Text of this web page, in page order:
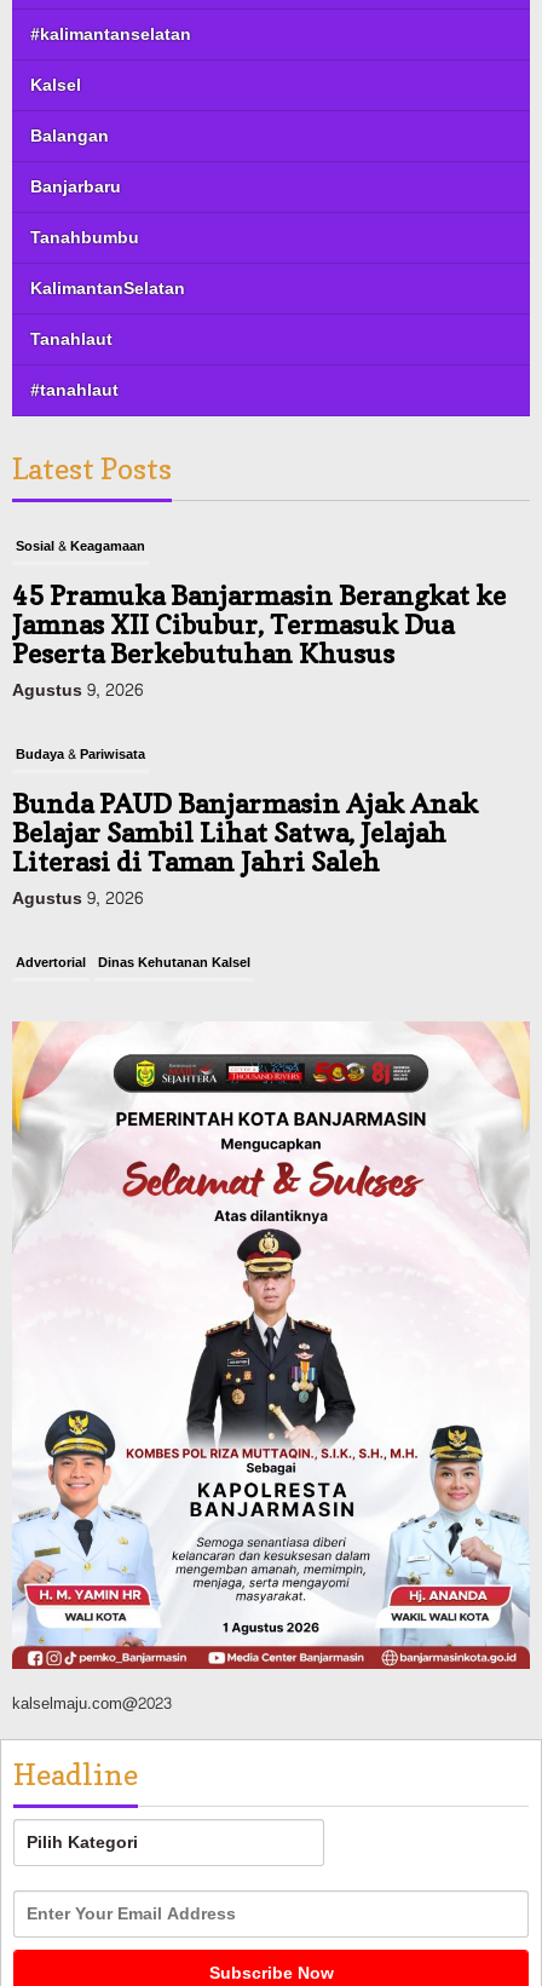
#kalimantanselatan
Kalsel
Balangan
Banjarbaru
Tanahbumbu
KalimantanSelatan
Tanahlaut
#tanahlaut
Latest Posts
Sosial & Keagamaan
45 Pramuka Banjarmasin Berangkat ke
Jamnas XII Cibubur, Termasuk Dua
Peserta Berkebutuhan Khusus
Agustus 9, 2026
Budaya & Pariwisata
Bunda PAUD Banjarmasin Ajak Anak
Belajar Sambil Lihat Satwa, Jelajah
Literasi di Taman Jahri Saleh
Agustus 9, 2026
Advertorial Dinas Kehutanan Kalsel
Tahura Sultan Adam Berhasil
Dikendalikan
Agustus 8, 2026
Headline
Polres Banjarbaru Selidiki Penyebab
Karhutla di Cempaka, Pemilik Lahan
Mulai Dimintai Keterangan
Pemkab Tanahlaut
Bupati Rahmat Buka Bupati Cup Basket
2026, Bidik Emas Porprov dan
Rencanakan Pindah Indoor 2027
Agustus 9, 2026
kalselmaju.com@2023
Headline
Headline